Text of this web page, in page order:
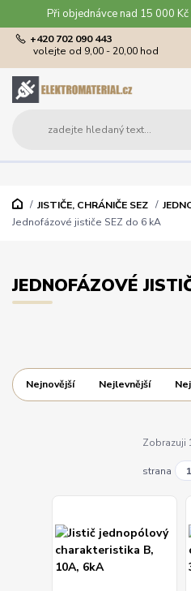
Při objednávce nad 15 000
+420 702 090 443
volejte od 9,00 - 20,00 hod
JISTIČE, CHRÁNIČE SEZ
Jednofázové jističe SEZ do 6 kA
JEDNOFÁZOVÉ
Nejnovější Nejlevnější
Zobrazuji
strana